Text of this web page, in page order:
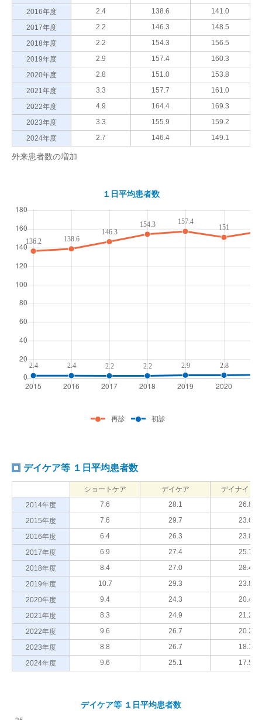
2016年度
2.4 138.6
141.0
2017年度
2.2 146.3
148.5
2018年度
2.2 154.3
156.5
2019年度
2.9 157.4
160.3
2020年度
2.8 151.0
153.8
2021年度
3.3 157.7
161.0
2022年度
4.9 164.4
169.3
2023年度
3.3 155.9
159.2
2024年度
2.7 146.4 149.1
外来患者数の増加
１日平均患者数
再診 初診
デイケア等 １日平均患者数
ショートケア デイケア
デイナイト
2014年度
7.6 28.1
26.8
2015年度
7.6 29.7
23.6
2016年度
6.4 26.3
23.8
2017年度
6.9 27.4
25.7
2018年度
8.4 27.0
28.4
2019年度
10.7 29.3
23.8
2020年度
9.4 24.3
20.4
2021年度
8.3 24.9
21.2
2022年度
9.6 26.7
20.2
2023年度
8.8 26.7
18.1
2024年度
9.6 25.1 17.5
デイケア等 １日平均患者数